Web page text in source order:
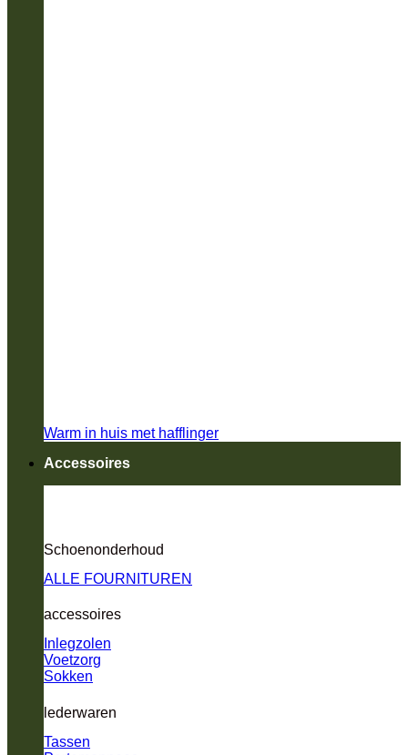
Warm in huis met hafflinger
Accessoires
Schoenonderhoud
ALLE FOURNITUREN
accessoires
Inlegzolen
Voetzorg
Sokken
lederwaren
Tassen